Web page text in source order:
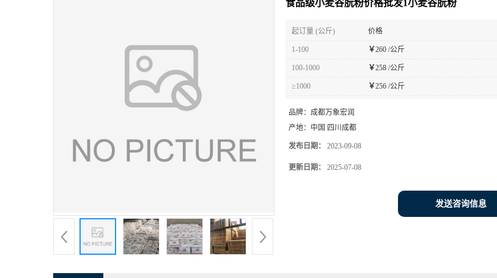
食品级小麦谷朊粉价格批发1小麦谷朊粉
起订量 (公斤) 价格
1-100 ￥260 /公斤
100-1000 ￥258 /公斤
≥1000 ￥256 /公斤
品牌： 成都万象宏润
产地： 中国 四川成都
发布日期： 2023-09-08
更新日期： 2025-07-08
发送咨询信息